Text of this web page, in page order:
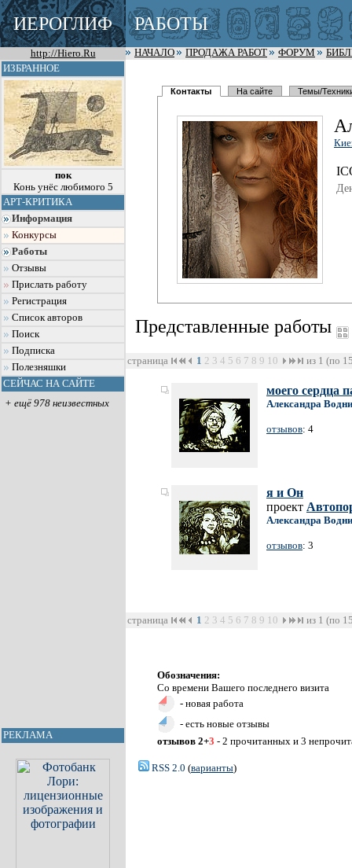
ИЕРОГЛИФ РАБОТЫ
http://Hiero.Ru НАЧАЛО ПРОДАЖА РАБОТ ФОРУМ
ИЗБРАННОЕ
пок
Конь унёс любимого 5
АРТ-КРИТИКА
Информация
Конкурсы
Работы
Отзывы
Прислать работу
Регистрация
Список авторов
Поиск
Подписка
Полезняшки
СЕЙЧАС НА САЙТЕ
+ ещё 978 неизвестных
РЕКЛАМА
Контакты На сайте Темы/
IC
Представленные работы
страница 1 2 3 4 5 6 7 8 9 10 из 1 (по
моего сердца
Александра
отзывов: 4
я и Он
проект
Александра
отзывов: 3
страница 1 2 3 4 5 6 7 8 9 10 из 1 (по
Обозначения:
Со времени Вашего последнего визита
- новая работа
- есть новые отзывы
отзывов 2+3 - 2 прочитанных и 3
RSS 2.0 (варианты)